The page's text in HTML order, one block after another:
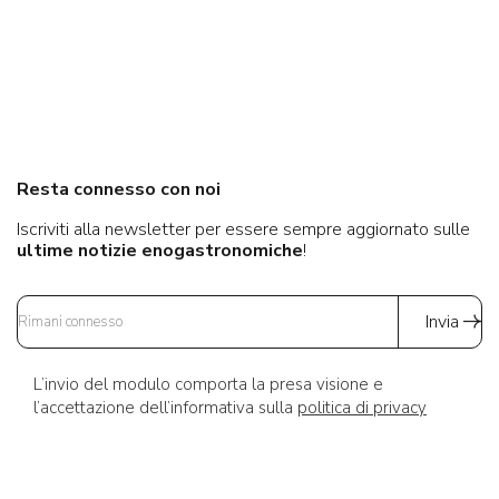
Resta connesso con noi
Iscriviti alla newsletter per essere sempre aggiornato sulle
ultime notizie enogastronomiche!
Invia
L’invio del modulo comporta la presa visione e
l’accettazione dell’informativa sulla politica di privacy